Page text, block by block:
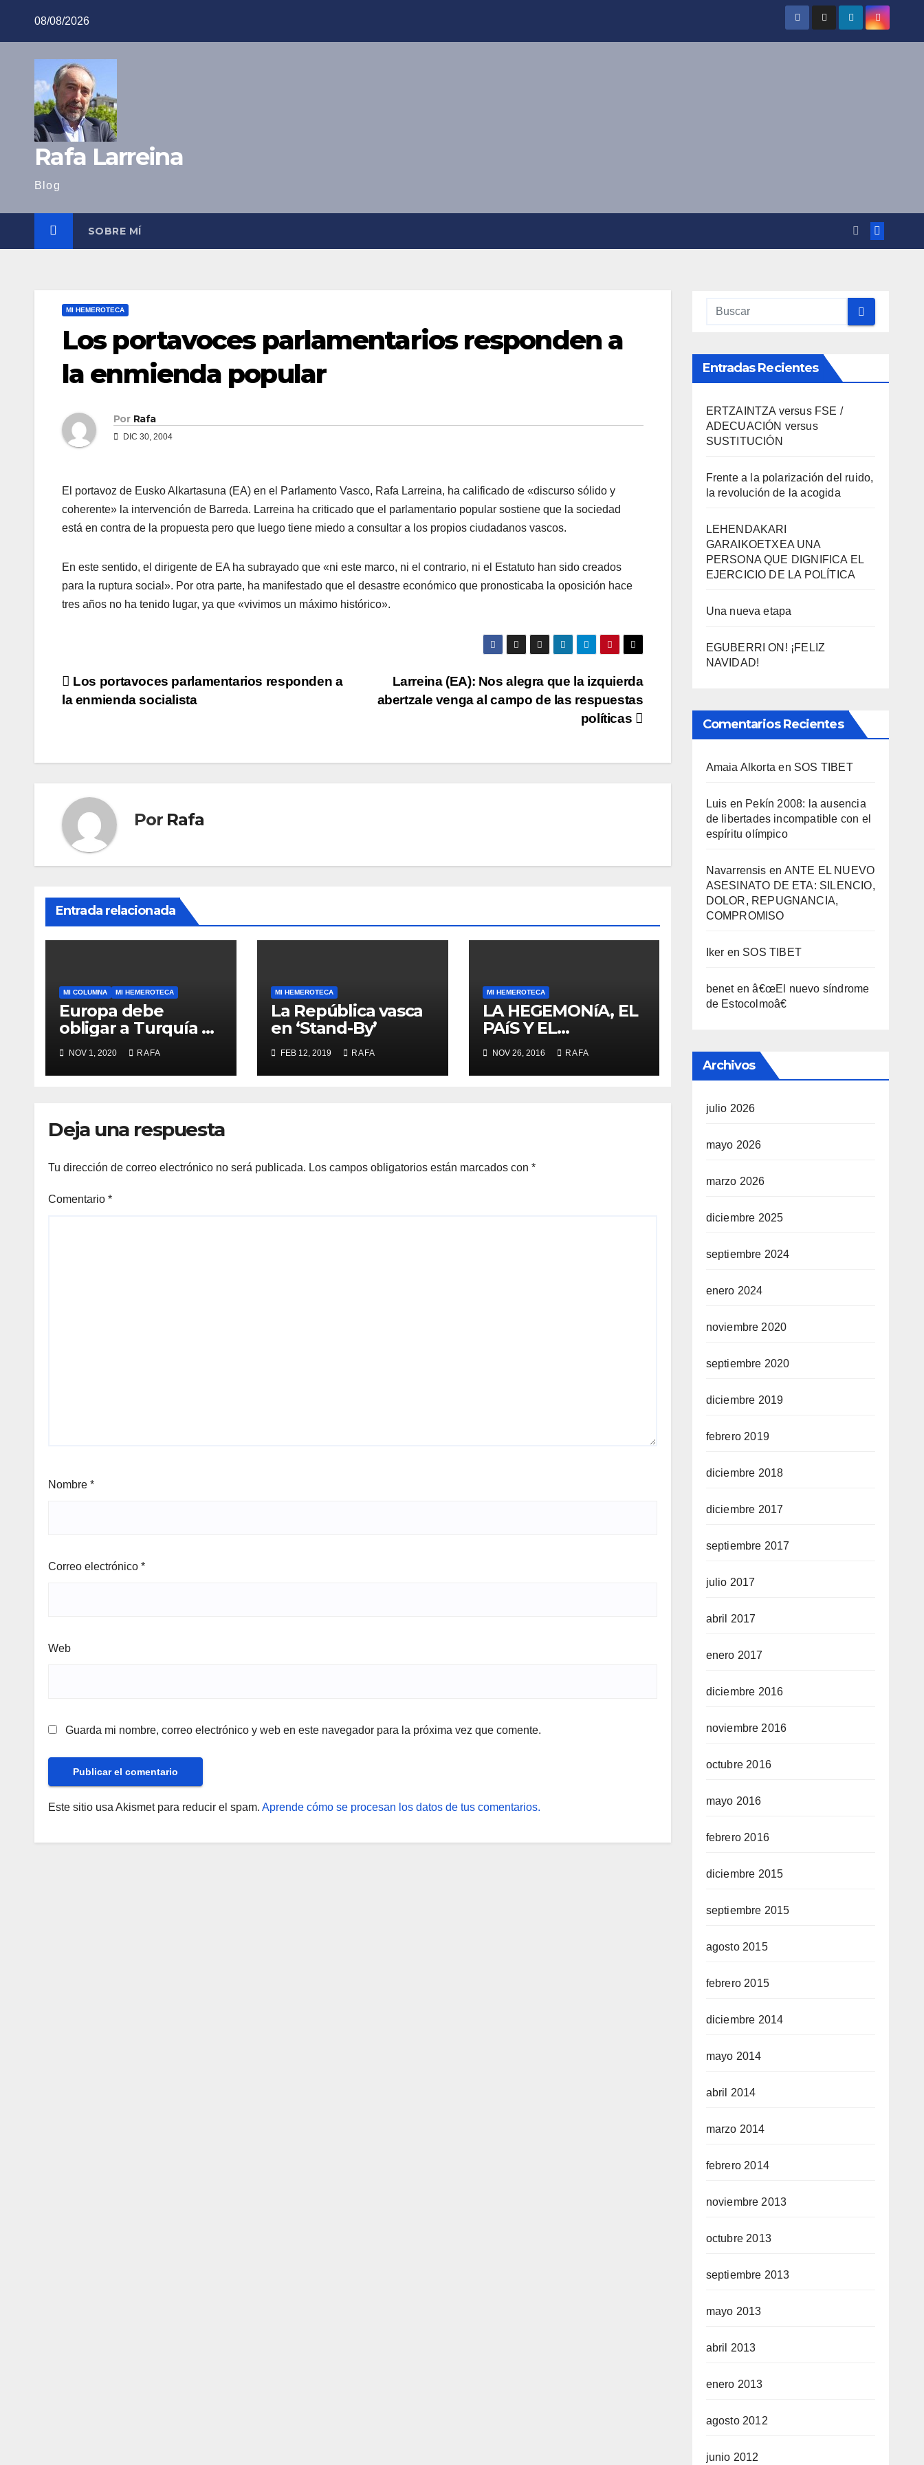
08/08/2026
Rafa Larreina
Blog
SOBRE MÍ
MI HEMEROTECA
Los portavoces parlamentarios responden a
la enmienda popular
Por Rafa
DIC 30, 2004
El portavoz de Eusko Alkartasuna (EA) en el Parlamento Vasco, Rafa Larreina, ha calificado de «discurso sólido y
coherente» la intervención de Barreda. Larreina ha criticado que el parlamentario popular sostiene que la sociedad
está en contra de la propuesta pero que luego tiene miedo a consultar a los propios ciudadanos vascos.
En este sentido, el dirigente de EA ha subrayado que «ni este marco, ni el contrario, ni el Estatuto han sido creados
para la ruptura social». Por otra parte, ha manifestado que el desastre económico que pronosticaba la oposición hace
tres años no ha tenido lugar, ya que «vivimos un máximo histórico».
Navegación
Larreina (EA): Nos alegra que la izquierda
abertzale venga al campo de las respuestas
polí­ticas
Los portavoces parlamentarios responden a
la enmienda socialista
Por Rafa
Entrada relacionada
MI COLUMNA MI HEMEROTECA
Europa debe
obligar a Turquí­a a
respetar la
Convención de la
ONU y retirarse del
NOV 1, 2020 RAFA
MI HEMEROTECA
La República vasca
en ‘Stand-By’
FEB 12, 2019 RAFA
MI HEMEROTECA
LA HEGEMONíA, EL
PAíS Y EL
«MOMENTO RAFA
LARREINA»
NOV 26, 2016 RAFA
Deja una respuesta
Tu dirección de correo electrónico no será publicada. Los campos obligatorios están marcados con *
Comentario *
Nombre *
Correo electrónico *
Web
Guarda mi nombre, correo electrónico y web en este navegador para la próxima vez que comente.
Este sitio usa Akismet para reducir el spam. Aprende cómo se procesan los datos de tus comentarios.
Entradas Recientes
ERTZAINTZA versus FSE /
ADECUACIÓN versus
SUSTITUCIÓN
Frente a la polarización del ruido,
la revolución de la acogida
LEHENDAKARI
GARAIKOETXEA UNA
PERSONA QUE DIGNIFICA EL
EJERCICIO DE LA POLÍTICA
Una nueva etapa
EGUBERRI ON! ¡FELIZ
NAVIDAD!
Comentarios Recientes
Amaia Alkorta en SOS TIBET
Luis en Pekí­n 2008: la ausencia
de libertades incompatible con el
espí­ritu olí­mpico
Navarrensis en ANTE EL NUEVO
ASESINATO DE ETA: SILENCIO,
DOLOR, REPUGNANCIA,
COMPROMISO
Iker en SOS TIBET
benetenâ€œEl nuevo sí­ndrome
de Estocolmoâ€
Archivos
julio 2026
mayo 2026
marzo 2026
diciembre 2025
septiembre 2024
enero 2024
noviembre 2020
septiembre 2020
diciembre 2019
febrero 2019
diciembre 2018
diciembre 2017
septiembre 2017
julio 2017
abril 2017
enero 2017
diciembre 2016
noviembre 2016
octubre 2016
mayo 2016
febrero 2016
diciembre 2015
septiembre 2015
agosto 2015
febrero 2015
diciembre 2014
mayo 2014
abril 2014
marzo 2014
febrero 2014
noviembre 2013
octubre 2013
septiembre 2013
mayo 2013
abril 2013
enero 2013
agosto 2012
junio 2012